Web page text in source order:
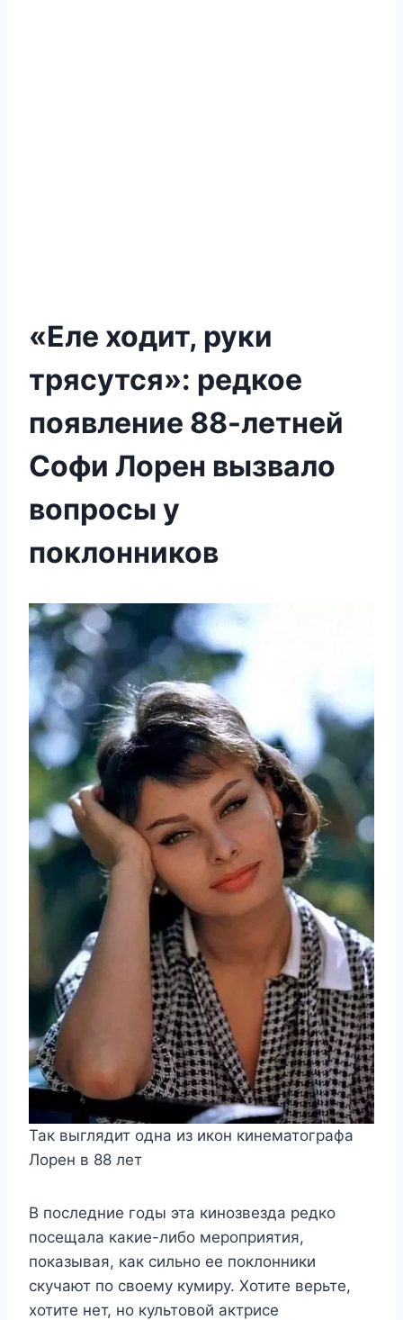
«Еле ходит, руки
трясутся»: редкое
появление 88-летней
Софи Лорен вызвало
вопросы у
поклонников
Так выглядит одна из икон кинематографа
Лорен в 88 лет
В последние годы эта кинозвезда редко
посещала какие-либо мероприятия,
показывая, как сильно ее поклонники
скучают по своему кумиру. Хотите верьте,
хотите нет, но культовой актрисе